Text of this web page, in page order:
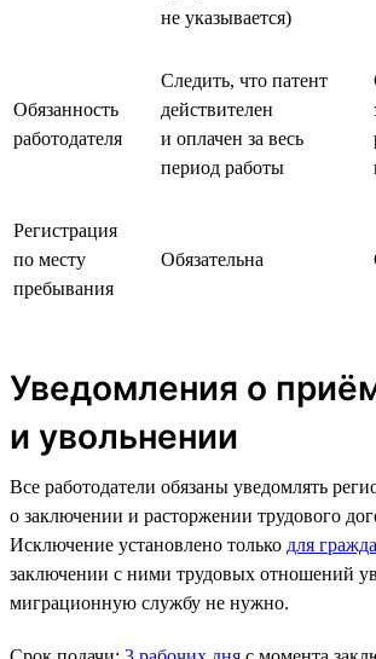
не указывается)
Обязанность
работодателя
Следить, что патент
действителен
и оплачен за весь
период работы
Регистрация
по месту
пребывания
Обязательна
Уведомления о
и увольнении
Все работодатели обязаны уведомлять
о заключении и расторжении трудового
Исключение установлено только для
заключении с ними трудовых отношений
миграционную службу не нужно.